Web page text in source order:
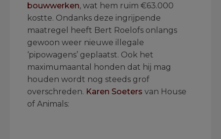
bouwwerken, wat hem ruim €63.000
kostte. Ondanks deze ingrijpende
maatregel heeft Bert Roelofs onlangs
gewoon weer nieuwe illegale
‘pipowagens’ geplaatst. Ook het
maximumaantal honden dat hij mag
houden wordt nog steeds grof
overschreden. Karen Soeters van House
of Animals: